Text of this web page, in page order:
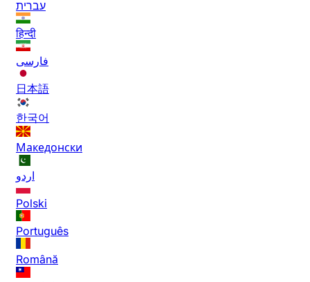
עברית
हिन्दी
فارسی
日本語
한국어
Македонски
اردو
Polski
Português
Română